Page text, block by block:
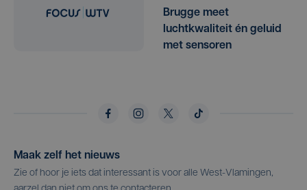
Brugge meet
luchtkwaliteit én geluid
met sensoren
Maak zelf het nieuws
Zie of hoor je iets dat interessant is voor alle West-Vlamingen,